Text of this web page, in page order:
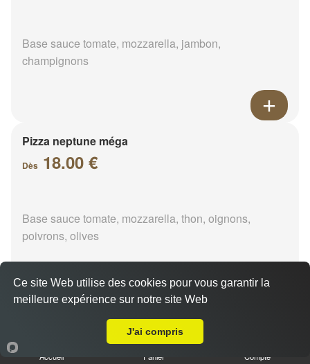
Base sauce tomate, mozzarella, jambon,
champignons
Pizza neptune méga
Dès 18.00 €
Base sauce tomate, mozzarella, thon, oignons,
poivrons, olives
Pizza napolitaine méga
Accueil Panier Compte
Ce site Web utilise des cookies pour vous garantir la
meilleure expérience sur notre site Web
J'ai compris